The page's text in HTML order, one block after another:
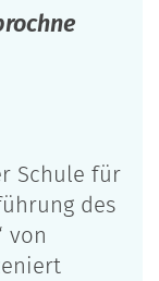
Schule für
des
von